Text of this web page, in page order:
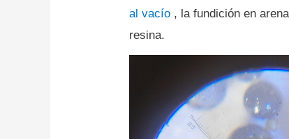
al vacío , la fundición en
resina.